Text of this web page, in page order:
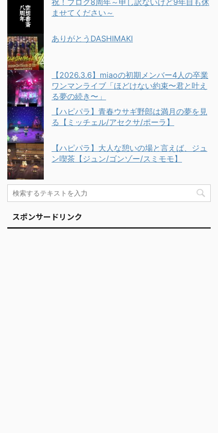
ませてください～
ありがとうDASHIMAKI
【2026.3.6】miaoの初期メンバー4人の卒業
ワンマンライブ「ほどけない約束〜君と叶え
る夢の続き〜」
【ハピパラ】青春ウサギ野郎は満月の夢を見
る【ミッチェル/アセクサ/ポーラ】
【ハピパラ】大人な憩いの場と言えば、ジュ
ン喫茶【ジュン/ゴンゾー/スミモモ】
スポンサードリンク